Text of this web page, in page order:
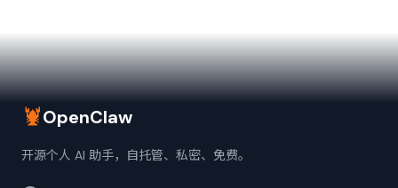
🦞OpenClaw
开源个人 AI 助手，自托管、私密、免费。